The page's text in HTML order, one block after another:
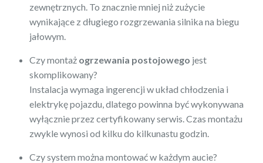
zewnętrznych. To znacznie mniej niż zużycie
wynikające z długiego rozgrzewania silnika na biegu
jałowym.
Czy montaż ogrzewania postojowego jest
skomplikowany?
Instalacja wymaga ingerencji w układ chłodzenia i
elektrykę pojazdu, dlatego powinna być wykonywana
wyłącznie przez certyfikowany serwis. Czas montażu
zwykle wynosi od kilku do kilkunastu godzin.
Czy system można montować w każdym aucie?